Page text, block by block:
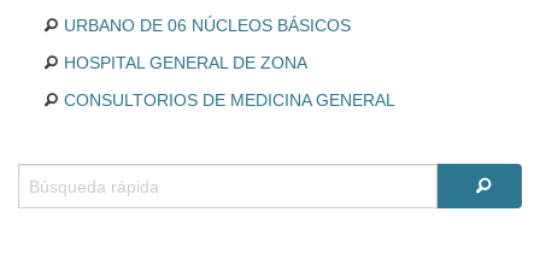
URBANO DE 06 NÚCLEOS BÁSICOS
HOSPITAL GENERAL DE ZONA
CONSULTORIOS DE MEDICINA GENERAL